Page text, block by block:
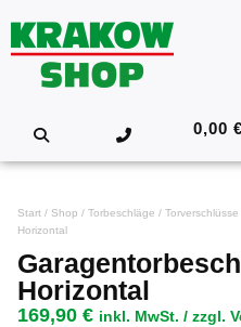
0,00€
Start / Shop / Torbeschläge / Torverschlüsse
Horizontal
Horizontal
169,90 € inkl. MwSt. / zzgl.